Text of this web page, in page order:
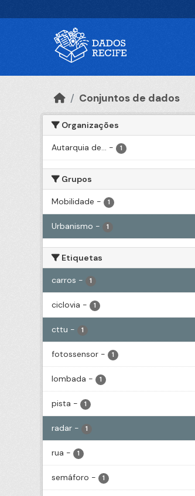
Conjuntos de dados
Organizações
Autarquia de... - 1
Grupos
Mobilidade - 1
Urbanismo - 1
Etiquetas
carros - 1
ciclovia - 1
cttu - 1
fotossensor - 1
lombada - 1
pista - 1
radar - 1
rua - 1
semáforo - 1